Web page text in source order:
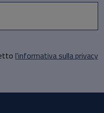
l'informativa sulla privacy